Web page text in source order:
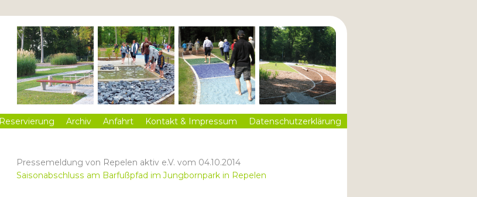
Reservierung Archiv Anfahrt Kontakt & Impressum Datenschutzerklärung
Pressemeldung von Repelen aktiv e.V. vom 04.10.2014
Saisonabschluss am Barfußpfad im Jungbornpark in Repelen